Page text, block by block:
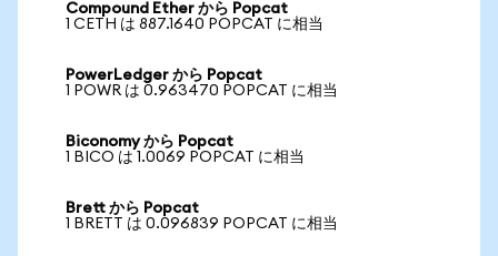
Compound Ether から Popcat
1 CETH は 887.1640 POPCAT に相当
PowerLedger から Popcat
1 POWR は 0.963470 POPCAT に相当
Biconomy から Popcat
1 BICO は 1.0069 POPCAT に相当
Brett から Popcat
1 BRETT は 0.096839 POPCAT に相当